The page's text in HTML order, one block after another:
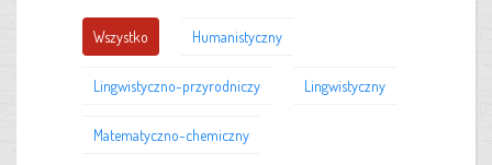
Wszystko Humanistyczny
Lingwistyczno-przyrodniczy Lingwistyczny
Matematyczno-chemiczny